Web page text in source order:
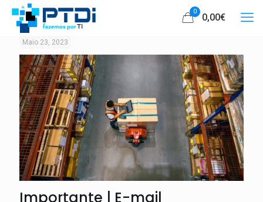
0
0,00€
Maio 23, 2023
Importante | E-mail